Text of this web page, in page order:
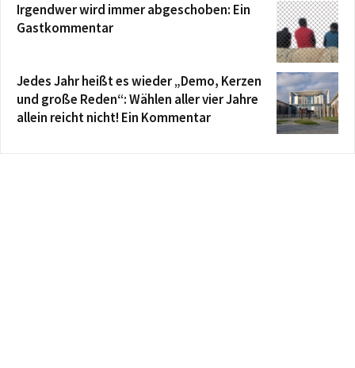
Irgendwer wird immer abgeschoben: Ein
Gastkommentar
Jedes Jahr heißt es wieder „Demo, Kerzen
und große Reden“: Wählen aller vier Jahre
allein reicht nicht! Ein Kommentar